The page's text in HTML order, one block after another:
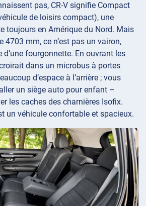
pas, CR-V signifie Compact
de loisirs compact), une
toujours en Amérique du Nord. Mais
4703 mm, ce n’est pas un vairon,
d’une fourgonnette. En ouvrant les
dans un microbus à portes
d’espace à l’arrière ; vous
un siège auto pour enfant –
les caches des charnières Isofix.
un véhicule confortable et spacieux.